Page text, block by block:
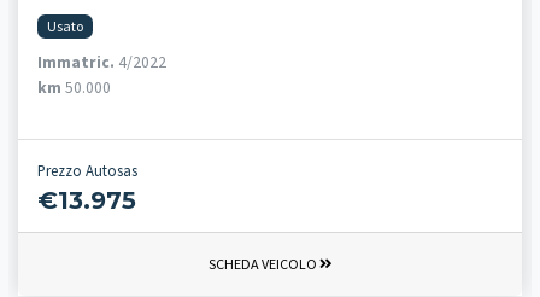
Usato
Immatric. 4/2022
km 50.000
Prezzo Autosas
€13.975
SCHEDA VEICOLO